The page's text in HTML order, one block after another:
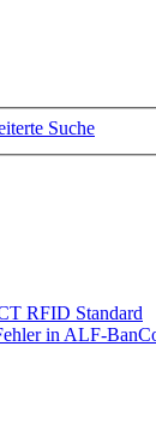
Suche
RFID Standard
in ALF-